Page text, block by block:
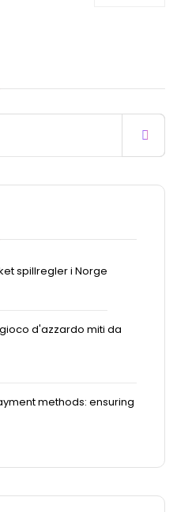
spillregler i Norge
d'azzardo miti da
methods: ensuring